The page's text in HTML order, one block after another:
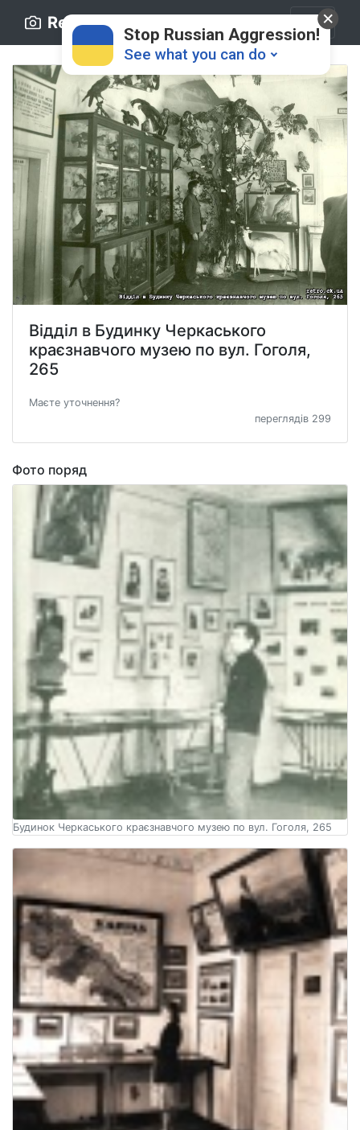
Retro.ck.ua
Відділ в Будинку Черкаського
краєзнавчого музею по вул. Гоголя,
265
Маєте уточнення?
переглядів 299
Фото поряд
Будинок Черкаського краєзнавчого музею по вул. Гоголя, 265
Stop Russian Aggression!
See what you can do
Donate 💸
Support Ukraine ❤
Share this widget